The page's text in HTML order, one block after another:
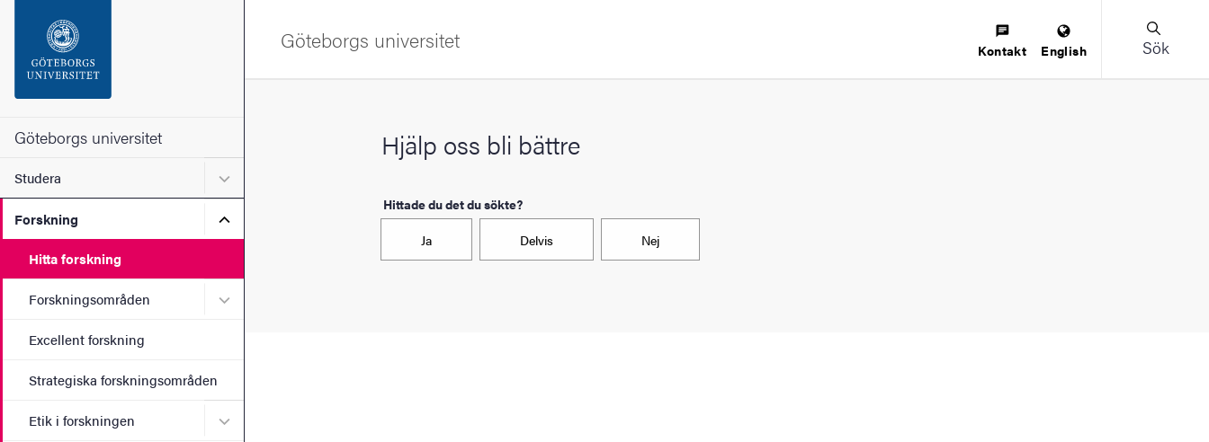
Sidfoten
Om webbplatsen
Göteborgs universitet
Studera Undermeny för Studera
Forskning Undermeny för Forskning
Hitta forskning
Forskningsområden Undermeny för Forskningsområden
Excellent forskning
Strategiska forskningsområden
Etik i forskningen Undermeny för Etik i forskningen
Göteborgs universitet Kontakt English Sök
Hjälp oss bli bättre
Hittade du det du sökte?
Ja
Delvis Nej